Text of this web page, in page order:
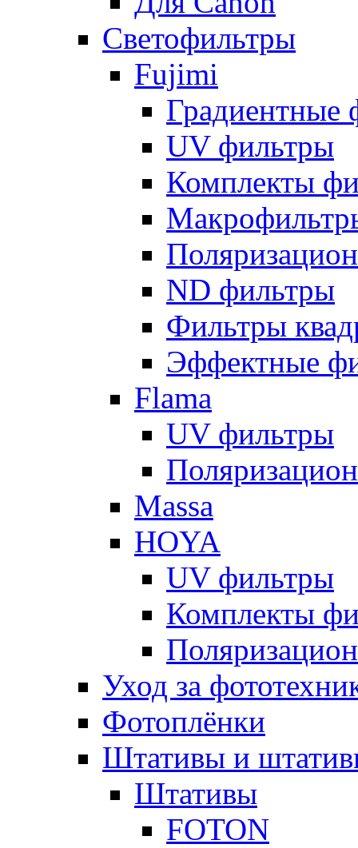
Светофильтры
Fujimi
Градиентные
UV фильтры
Комплекты
ND фильтры
Фильтры
Эффектные
Flama
UV фильтры
Massa
HOYA
UV фильтры
Комплекты
Уход за
Фотоплёнки
Штативы и
Штативы
FOTON